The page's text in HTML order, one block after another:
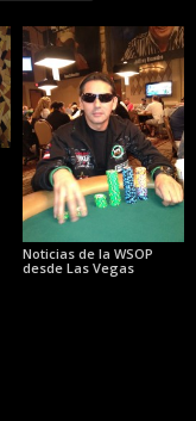
Noticias de la WSOP
desde Las Vegas